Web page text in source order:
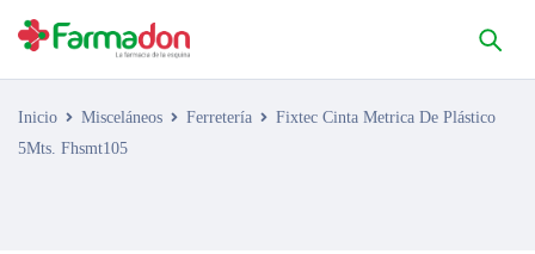
Inicio Misceláneos Ferretería
Fixtec Cinta Metrica De Plástico
5Mts. Fhsmt105